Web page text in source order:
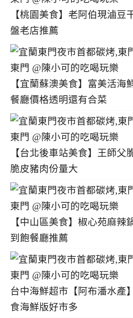
【桃園美食】老阿伯現滷豆
盤老店推薦
【宜蘭蘇澳美食】富美活海
餐廳價格透明還有合菜
【台北後車站美食】王師父
脆皮豬肉份量大
【中山區美食】椒心苑麻辣
到飽餐廳推薦
台中海鮮超市【阿布潘水產
食海鮮版好市多